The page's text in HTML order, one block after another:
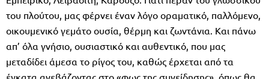
του πλούτου, μας φέρνει έναν λόγο οραματικό, παλλόμενο,
οικουμενικό γεμάτο ουσία, θέρμη και ζωντάνια. Και πάνω
απ’ όλα γνήσιο, ουσιαστικό και αυθεντικό, που μας
μεταδίδει άμεσα το ρίγος του, καθώς έρχεται από τα
έγκατα ανεβάζοντας στο «φως της συνείδησης», όπως θα